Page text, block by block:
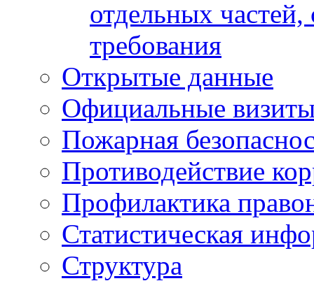
отдельных
требования
Открытые данные
Официальные
Пожарная
Противодействие
Профилактика
Статистическая
Структура